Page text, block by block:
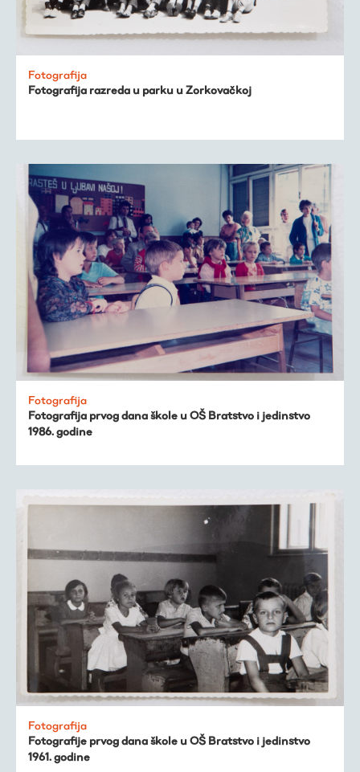
Virtualni program
Trešnjevačka
Publikacije
O nama
Fotografija
Fotografija razreda u parku u Zorkovačkoj
Fotografija
Fotografija prvog dana škole u OŠ Bratstvo i jedinstvo
1986. godine
Fotografija
Fotografije prvog dana škole u OŠ Bratstvo i jedinstvo
1961. godine